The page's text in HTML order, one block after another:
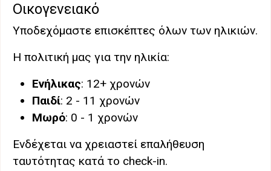
Οικογενειακό
Υποδεχόμαστε επισκέπτες όλων των ηλικιών.
Η πολιτική μας για την ηλικία:
Ενήλικας: 12+ χρονών
Παιδί: 2 - 11 χρονών
Μωρό: 0 - 1 χρονών
Ενδέχεται να χρειαστεί επαλήθευση
ταυτότητας κατά το check-in.